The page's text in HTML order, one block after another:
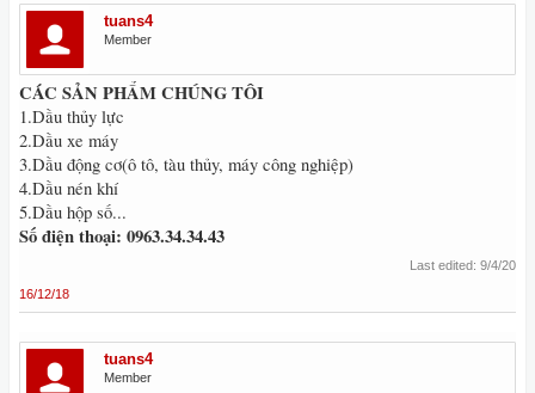
tuans4
Member
CÁC SẢN PHẨM CHÚNG TÔI
1.Dầu thủy lực
2.Dầu xe máy
3.Dầu động cơ(ô tô, tàu thủy, máy công nghiệp)
4.Dầu nén khí
5.Dầu hộp số...
Số điện thoại: 0963.34.34.43
Last edited: 9/4/20
16/12/18
tuans4
Member